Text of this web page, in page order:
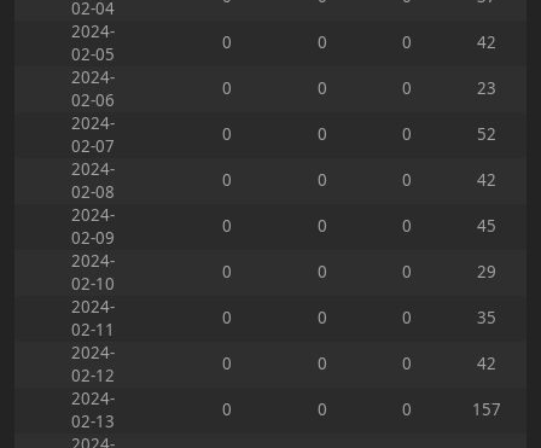
02-04
2024-
02-05
0 0 0
42
2024-
02-06
0 0 0
23
2024-
02-07
0 0 0
52
2024-
02-08
0 0 0
42
2024-
02-09
0 0 0
45
2024-
02-10
0 0 0
29
2024-
02-11
0 0 0
35
2024-
02-12
0 0 0
42
2024-
02-13
0 0 0
157